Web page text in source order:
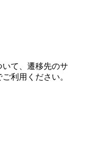
て、遷移先のサ
利用ください。